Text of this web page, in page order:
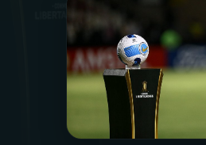
PROGRAMAS
PODCASTS
VIDEOCASTS